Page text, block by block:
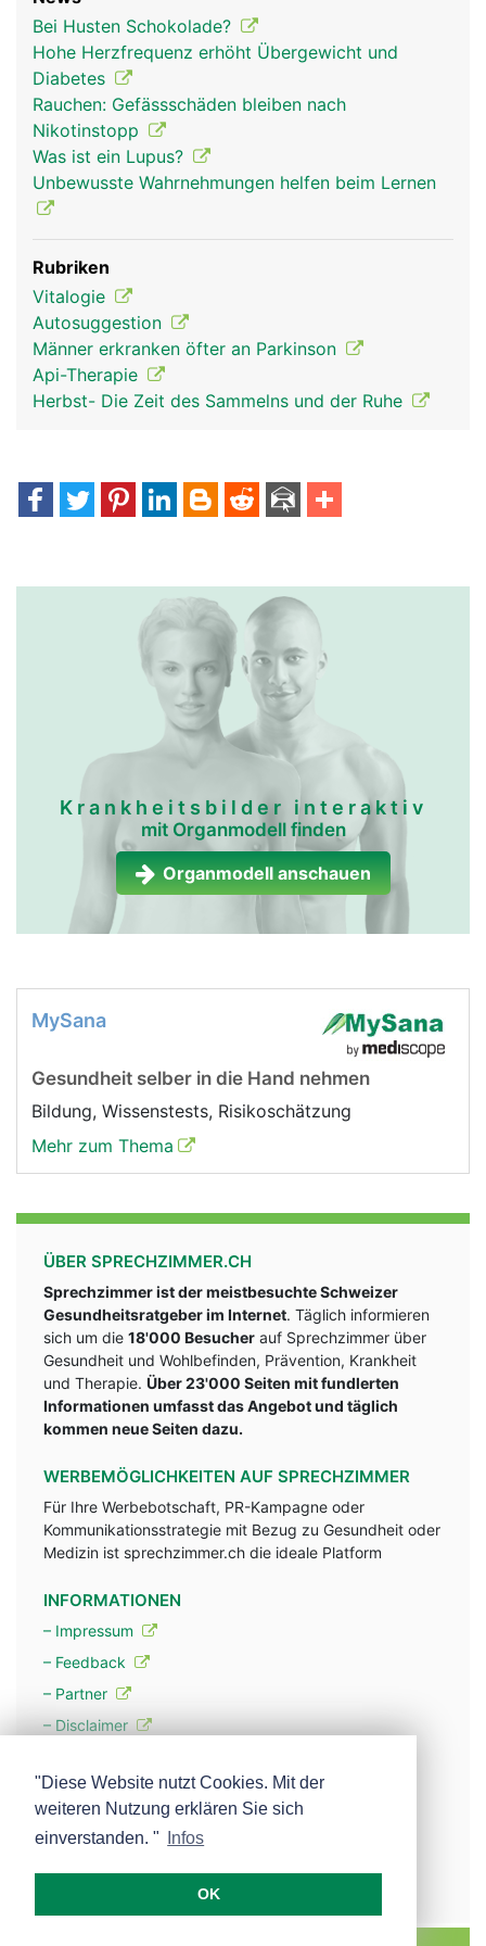
Bei Husten Schokolade?
Hohe Herzfrequenz erhöht Übergewicht und
Diabetes
Rauchen: Gefässschäden bleiben nach
Nikotinstopp
Was ist ein Lupus?
Unbewusste Wahrnehmungen helfen beim Lernen
Rubriken
Vitalogie
Autosuggestion
Männer erkranken öfter an Parkinson
Api-Therapie
Herbst- Die Zeit des Sammelns und der Ruhe
Krankheitsbilder interaktiv
mit Organmodell finden
Organmodell anschauen
MySana
Gesundheit selber in die Hand nehmen
Bildung, Wissenstests, Risikoschätzung
Mehr zum Thema
ÜBER SPRECHZIMMER.CH
Sprechzimmer ist der meistbesuchte Schweizer
Gesundheitsratgeber im Internet. Täglich informieren
sich um die 18'000 Besucher auf Sprechzimmer über
Gesundheit und Wohlbefinden, Prävention, Krankheit
und Therapie. Über 23'000 Seiten mit fundlerten
Informationen umfasst das Angebot und täglich
kommen neue Seiten dazu.
WERBEMÖGLICHKEITEN AUF SPRECHZIMMER
Für Ihre Werbebotschaft, PR-Kampagne oder
Kommunikationsstrategie mit Bezug zu Gesundheit oder
Medizin ist sprechzimmer.ch die ideale Platform
INFORMATIONEN
– Impressum
– Feedback
– Partner
– Disclaimer
– Werbung
– Mehr über unsere Experten
"Diese Website nutzt Cookies. Mit der
weiteren Nutzung erklären Sie sich
einverstanden. "
Infos
OK